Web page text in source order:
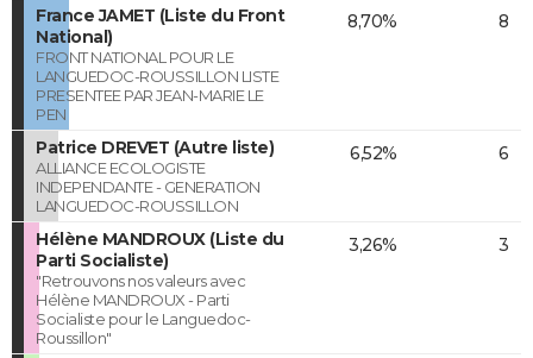
France JAMET (Liste du Front
National)
FRONT NATIONAL POUR LE
LANGUEDOC-ROUSSILLON LISTE
PRESENTEE PAR JEAN-MARIE LE
PEN
8,70% 8
Patrice DREVET (Autre liste)
ALLIANCE ECOLOGISTE
INDEPENDANTE - GENERATION
LANGUEDOC-ROUSSILLON
6,52% 6
Hélène MANDROUX (Liste du
Parti Socialiste)
"Retrouvons nos valeurs avec
Hélène MANDROUX - Parti
Socialiste pour le Languedoc-
Roussillon"
3,26% 3